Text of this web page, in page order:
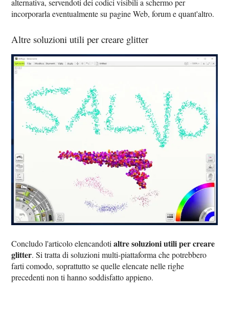
alternativa, servendoti dei codici visibili a schermo per
incorporarla eventualmente su pagine Web, forum e quant'altro.
Altre soluzioni utili per creare glitter
Concludo l'articolo elencandotialtre soluzioni utili per creare
glitter. Si tratta di soluzioni multi-piattaforma che potrebbero
farti comodo, soprattutto se quelle elencate nelle righe
precedenti non ti hanno soddisfatto appieno.